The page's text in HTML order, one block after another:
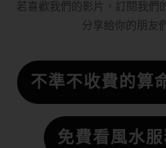
若喜歡我們的影片，訂閱我們
分享給你的朋友
不準不收費的算
免費看風水